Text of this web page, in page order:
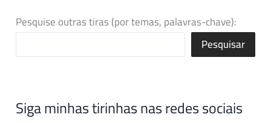
Pesquise outras tiras (por temas, palavras-chave):
Pesquisar
Siga minhas tirinhas nas redes sociais